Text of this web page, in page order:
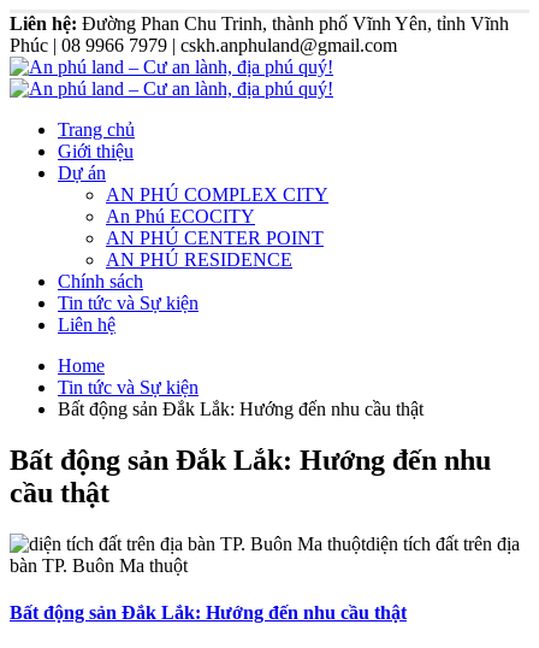
Liên hệ: Đường Phan Chu Trinh, thành phố Vĩnh Yên, tỉnh Vĩnh
Phúc | 08 9966 7979 | cskh.anphuland@gmail.com
Trang chủ
Giới thiệu
Dự án
AN PHÚ COMPLEX CITY
An Phú ECOCITY
AN PHÚ CENTER POINT
AN PHÚ RESIDENCE
Chính sách
Tin tức và Sự kiện
Liên hệ
Home
Tin tức và Sự kiện
Bất động sản Đắk Lắk: Hướng đến nhu cầu thật
Bất động sản Đắk Lắk: Hướng đến nhu
cầu thật
Bất động sản Đắk Lắk: Hướng đến nhu cầu thật